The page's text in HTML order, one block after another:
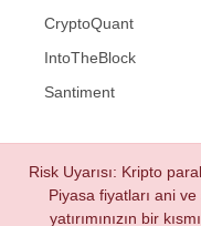
CryptoQuant
IntoTheBlock
Santiment
Risk Uyarısı: Kripto
Piyasa fiyatları ani
yatırımınızın bir